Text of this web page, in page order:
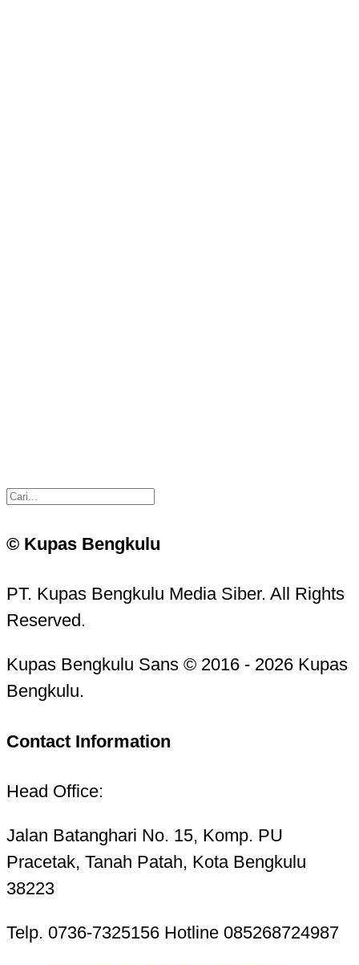
© Kupas Bengkulu
PT. Kupas Bengkulu Media Siber. All Rights
Reserved.
Kupas Bengkulu Sans © 2016 - 2026 Kupas
Bengkulu.
Contact Information
Head Office:
Jalan Batanghari No. 15, Komp. PU
Pracetak, Tanah Patah, Kota Bengkulu
38223
Telp. 0736-7325156 Hotline 085268724987